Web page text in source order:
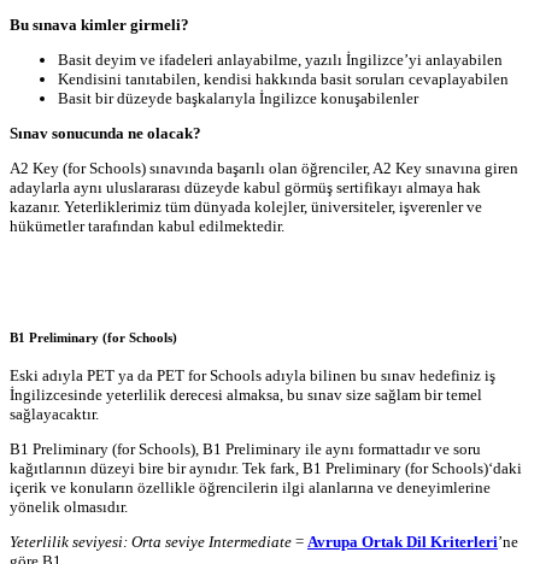
Bu sınava kimler girmeli?
Basit deyim ve ifadeleri anlayabilme, yazılı İngilizce’yi anlayabilen
Kendisini tanıtabilen, kendisi hakkında basit soruları cevaplayabilen
Basit bir düzeyde başkalarıyla İngilizce konuşabilenler
Sınav sonucunda ne olacak?
A2 Key (for Schools) sınavında başarılı olan öğrenciler, A2 Key sınavına giren
adaylarla aynı uluslararası düzeyde kabul görmüş sertifikayı almaya hak
kazanır. Yeterliklerimiz tüm dünyada kolejler, üniversiteler, işverenler ve
hükümetler tarafından kabul edilmektedir.
B1 Preliminary (for Schools)
Eski adıyla PET ya da PET for Schools adıyla bilinen bu sınav hedefiniz iş
İngilizcesinde yeterlilik derecesi almaksa, bu sınav size sağlam bir temel
sağlayacaktır.
B1 Preliminary (for Schools), B1 Preliminary ile aynı formattadır ve soru
kağıtlarının düzeyi bire bir aynıdır. Tek fark, B1 Preliminary (for Schools)‘daki
içerik ve konuların özellikle öğrencilerin ilgi alanlarına ve deneyimlerine
yönelik olmasıdır.
Yeterlilik seviyesi: Orta seviye Intermediate = Avrupa Ortak Dil Kriterleri’ne